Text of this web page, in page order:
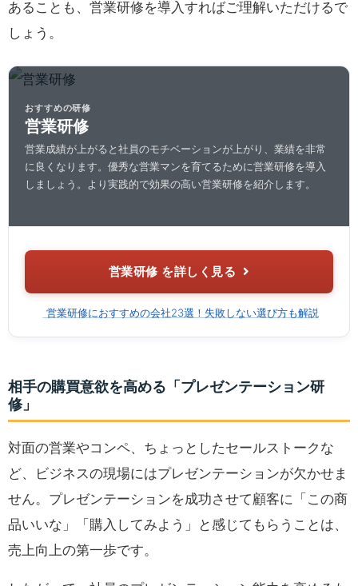
あることも、営業研修を導入すればご理解いただけるで
しょう。
おすすめの研修
営業研修
営業成績が上がると社員のモチベーションが上がり、業績を非常
に良くなります。優秀な営業マンを育てるために営業研修を導入
しましょう。より実践的で効果の高い営業研修を紹介します。
営業研修 を詳しく見る
営業研修におすすめの会社23選！失敗しない選び方も解説
相手の購買意欲を高める「プレゼンテーション研
修」
対面の営業やコンペ、ちょっとしたセールストークな
ど、ビジネスの現場にはプレゼンテーションが欠かせま
せん。プレゼンテーションを成功させて顧客に「この商
品いいな」「購入してみよう」と感じてもらうことは、
売上向上の第一歩です。